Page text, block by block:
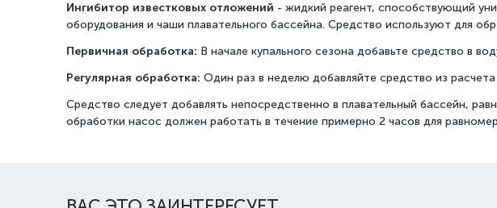
Ингибитор известковых отложений - жидкий реагент, способствующий
оборудования и чаши плавательного бассейна. Средство используют для
Первичная обработка: В начале купального сезона добавьте средство в
Регулярная обработка: Один раз в неделю добавляйте средство из
Средство следует добавлять непосредственно в плавательный бассейн,
обработки насос должен работать в течение примерно 2 часов для